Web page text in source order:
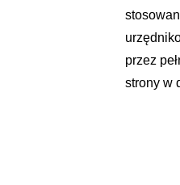
przez
strony w